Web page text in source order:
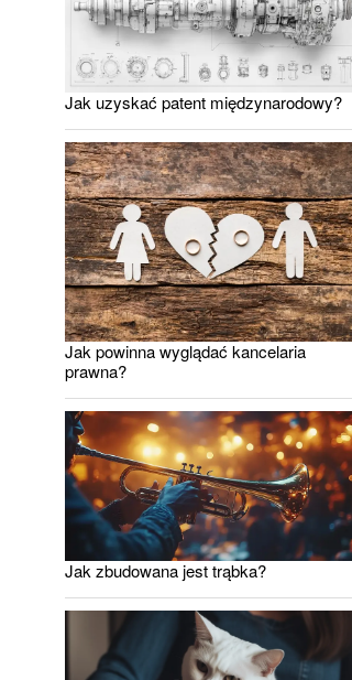
Jak uzyskać patent międzynarodowy?
Jak powinna wyglądać kancelaria
prawna?
Jak zbudowana jest trąbka?